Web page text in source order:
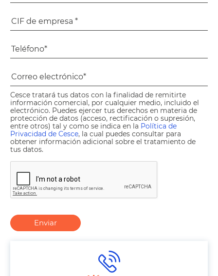
Cesce tratará tus datos con la finalidad de remitirte
información comercial, por cualquier medio, incluido el
electrónico. Puedes ejercer tus derechos en materia de
protección de datos (acceso, rectificación o supresión,
entre otros) tal y como se indica en la Política de
Privacidad de Cesce, la cual puedes consultar para
obtener información adicional sobre el tratamiento de
tus datos.
Enviar